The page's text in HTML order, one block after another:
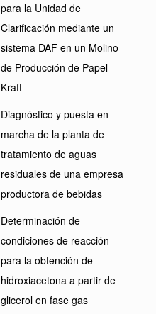
para la Unidad de
Clarificación mediante un
sistema DAF en un Molino
de Producción de Papel
Kraft
Diagnóstico y puesta en
marcha de la planta de
tratamiento de aguas
residuales de una empresa
productora de bebidas
Determinación de
condiciones de reacción
para la obtención de
hidroxiacetona a partir de
glicerol en fase gas